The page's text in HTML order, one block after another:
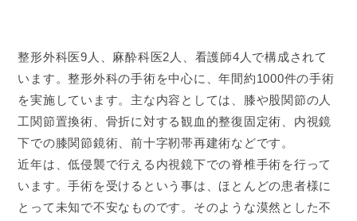
整形外科医9人、麻酔科医2人、看護師4人で構成されて
います。整形外科の手術を中心に、年間約1000件の手術
を実施しています。主な内容としては、膝や股関節の人
工関節置換術、骨折に対する観血的整復固定術、内視鏡
下での膝関節鏡術、前十字靭帯再建術などです。
近年は、低侵襲で行える内視鏡下での脊椎手術を行って
います。手術を受けるという事は、ほとんどの患者様に
とって未知で不安なものです。そのような漠然とした不